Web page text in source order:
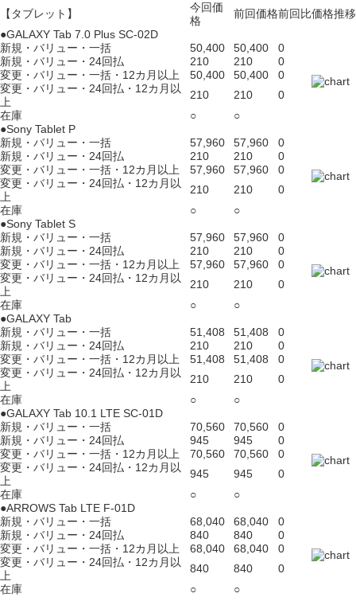
【タブレット】
今回価
格
前回価格前回比価格推移
●GALAXY Tab 7.0 Plus SC-02D
新規・バリュー・一括
50,400 50,400
0
新規・バリュー・24回払
210 210
0
変更・バリュー・一括・12カ月以上
50,400 50,400
0
変更・バリュー・24回払・12カ月以
上
210 210
0
在庫
○
○
●Sony Tablet P
新規・バリュー・一括
57,960 57,960
0
新規・バリュー・24回払
210 210
0
変更・バリュー・一括・12カ月以上
57,960 57,960
0
変更・バリュー・24回払・12カ月以
上
210 210
0
在庫
○
○
●Sony Tablet S
新規・バリュー・一括
57,960 57,960
0
新規・バリュー・24回払
210 210
0
変更・バリュー・一括・12カ月以上
57,960 57,960
0
変更・バリュー・24回払・12カ月以
上
210 210
0
在庫
○
○
●GALAXY Tab
新規・バリュー・一括
51,408 51,408
0
新規・バリュー・24回払
210 210
0
変更・バリュー・一括・12カ月以上
51,408 51,408
0
変更・バリュー・24回払・12カ月以
上
210 210
0
在庫
○
○
●GALAXY Tab 10.1 LTE SC-01D
新規・バリュー・一括
70,560 70,560
0
新規・バリュー・24回払
945 945
0
変更・バリュー・一括・12カ月以上
70,560 70,560
0
変更・バリュー・24回払・12カ月以
上
945 945
0
在庫
○
○
●ARROWS Tab LTE F-01D
新規・バリュー・一括
68,040 68,040
0
新規・バリュー・24回払
840 840
0
変更・バリュー・一括・12カ月以上
68,040 68,040
0
変更・バリュー・24回払・12カ月以
上
840 840
0
在庫
○ ○